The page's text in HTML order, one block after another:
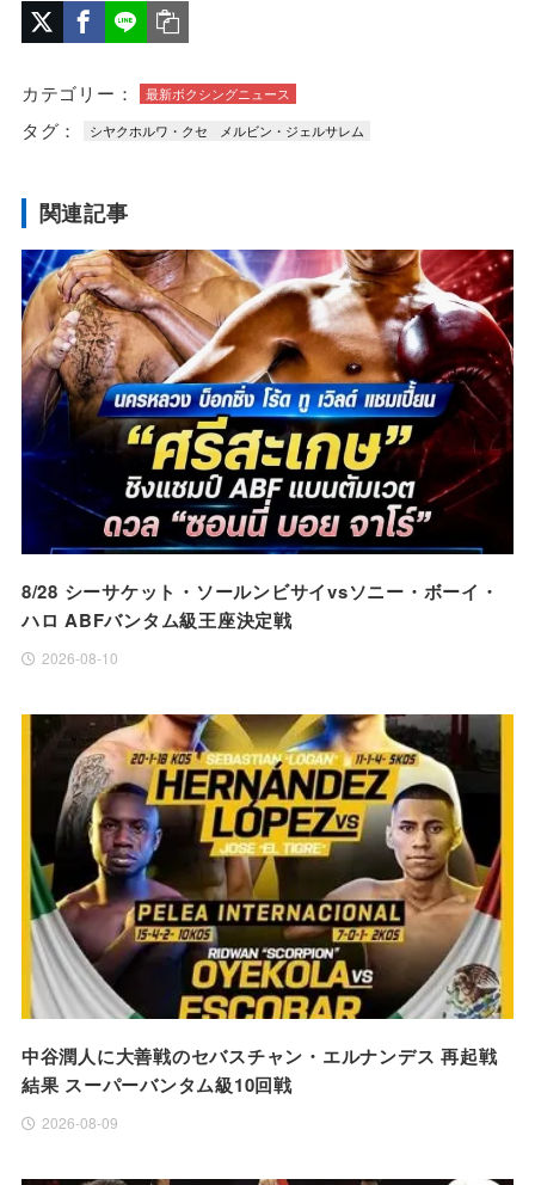
カテゴリー： 最新ボクシングニュース
タグ： シヤクホルワ・クセ メルビン・ジェルサレム
関連記事
8/28 シーサケット・ソールンビサイvsソニー・ボーイ・
ハロ ABFバンタム級王座決定戦
2026-08-10
中谷潤人に大善戦のセバスチャン・エルナンデス 再起戦
結果 スーパーバンタム級10回戦
2026-08-09